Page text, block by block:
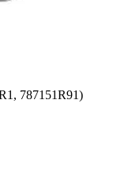
787151R91)